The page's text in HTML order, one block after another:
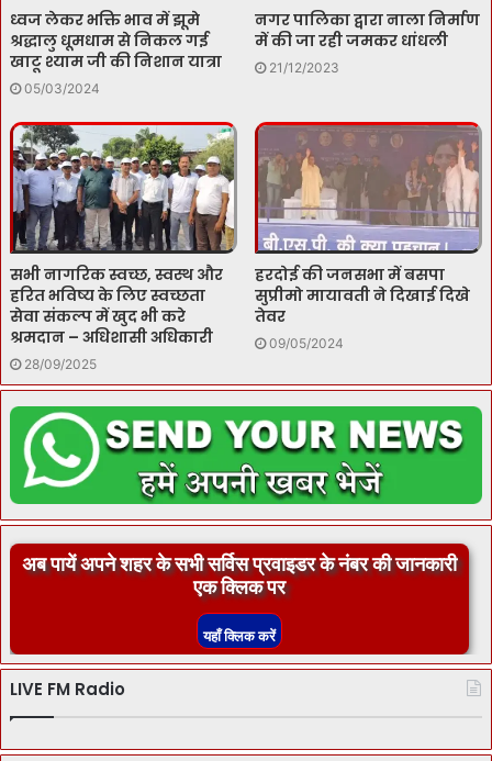
ध्वज लेकर भक्ति भाव में झूमे
श्रद्धालु धूमधाम से निकल गई
खाटू श्याम जी की निशान यात्रा
05/03/2024
नगर पालिका द्वारा नाला निर्माण
में की जा रही जमकर धांधली
21/12/2023
सभी नागरिक स्वच्छ, स्वस्थ और
हरित भविष्य के लिए स्वच्छता
सेवा संकल्प में खुद भी करे
श्रमदान – अधिशासी अधिकारी
28/09/2025
हरदोई की जनसभा में बसपा
सुप्रीमो मायावती ने दिखाई दिखे
तेवर
09/05/2024
अब पायें अपने शहर के सभी सर्विस प्रवाइडर के नंबर की जानकारी
एक क्लिक पर
LIVE FM Radio